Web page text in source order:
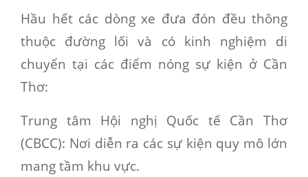
Hầu hết các dòng xe đưa đón đều thông
thuộc đường lối và có kinh nghiệm di
chuyển tại các điểm nóng sự kiện ở Cần
Thơ:
Trung tâm Hội nghị Quốc tế Cần Thơ
(CBCC): Nơi diễn ra các sự kiện quy mô lớn
mang tầm khu vực.